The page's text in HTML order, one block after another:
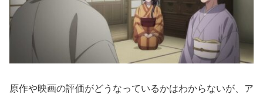
原作や映画の評価がどうなっているかはわからないが、ア